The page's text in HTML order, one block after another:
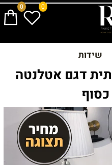
0 0
שידות
דגם אטלנטה